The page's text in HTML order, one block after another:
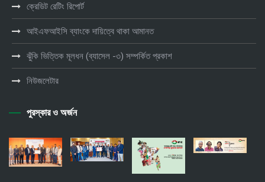
ক্রেডিট রেটিং রিপোর্ট
আইএফআইসি ব্যাংকে দায়িত্বে থাকা আমানত
ঝুঁকি ভিত্তিক মূলধন (ব্যাসেল -৩) সম্পর্কিত প্রকাশ
নিউজলেটার
পুরস্কার ও অর্জন